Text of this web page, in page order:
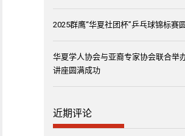
2025群鹰“华夏社团杯”乒乓球锦标赛
华夏学人协会与亚裔专家协会联合举
讲座圆满成功
近期评论